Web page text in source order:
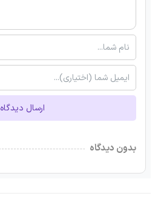
ارسال دیدگاه
بدون دیدگاه